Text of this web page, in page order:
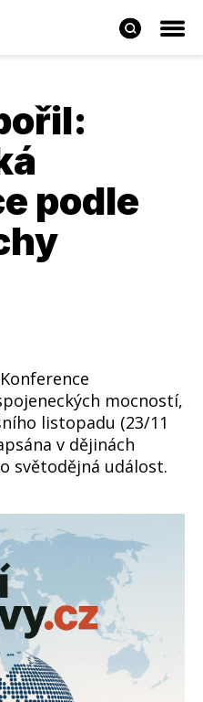
podle
mocností,
listopadu (23/11
v dějinách
světodějná událost.